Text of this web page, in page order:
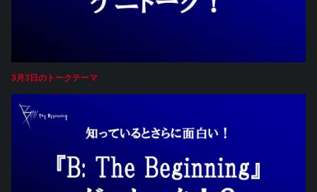
3月3日のトークテーマ